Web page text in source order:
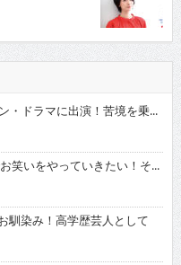
ドラマに出演！苦境を乗...
笑いをやっていきたい！そ...
染み！高学歴芸人として